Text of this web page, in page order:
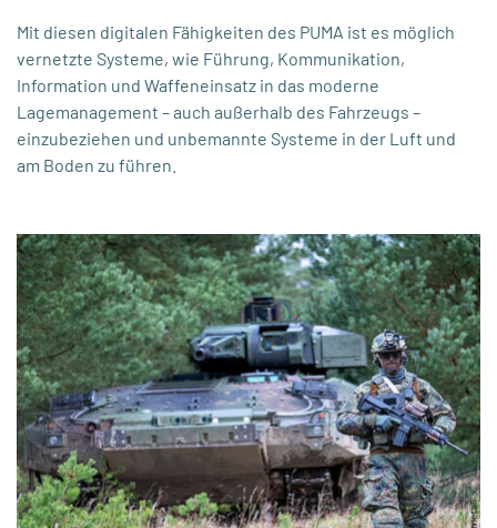
Mit diesen digitalen Fähigkeiten des PUMA ist es möglich
vernetzte Systeme, wie Führung, Kommunikation,
Information und Waffeneinsatz in das moderne
Lagemanagement – auch außerhalb des Fahrzeugs –
einzubeziehen und unbemannte Systeme in der Luft und
am Boden zu führen.